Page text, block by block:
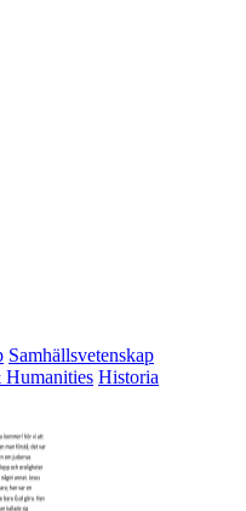
Samhällsvetenskap
Historia